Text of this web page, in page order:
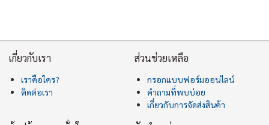
เกี่ยวกับเรา
เราคือใคร?
ติดต่อเรา
ส่วนช่วยเหลือ
กรอกแบบฟอร์มออนไลน์
คำถามที่พบบ่อย
เกี่ยวกับการจัดส่งสินค้า